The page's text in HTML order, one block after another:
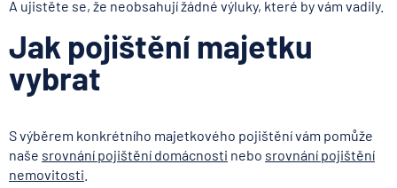
A ujistěte se, že neobsahují žádné výluky, které by vám vadily.
Jak pojištění majetku
vybrat
S výběrem konkrétního majetkového pojištění vám pomůže
naše srovnání pojištění domácnosti nebo srovnání pojištění
nemovitosti.